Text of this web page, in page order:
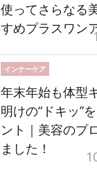
使ってさらなる
すめプラスワン
インナーケア
年末年始も体型
明けの“ドキッ”
ント｜美容のプ
ました！